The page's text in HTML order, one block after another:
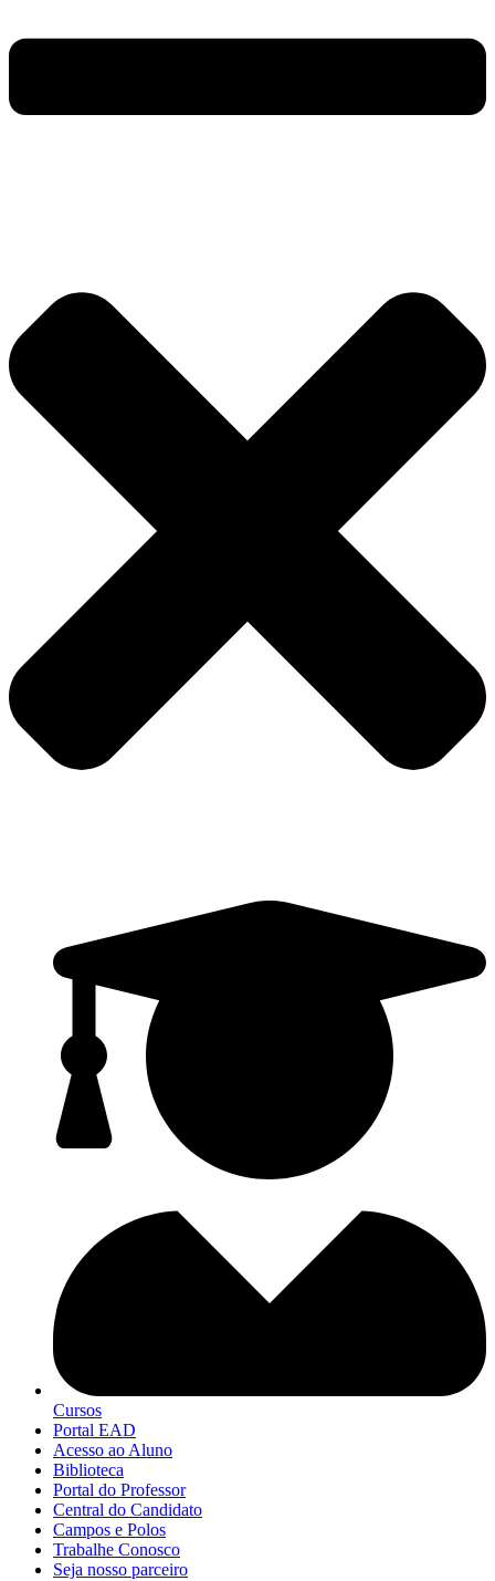
Cursos
Portal EAD
Acesso ao Aluno
Biblioteca
Portal do Professor
Central do Candidato
Campos e Polos
Trabalhe Conosco
Seja nosso parceiro